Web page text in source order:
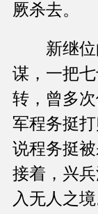
厥杀去。
新继位
谋，一把
转，曾多
军程务挺
说程务挺
接着，兴
入无人之